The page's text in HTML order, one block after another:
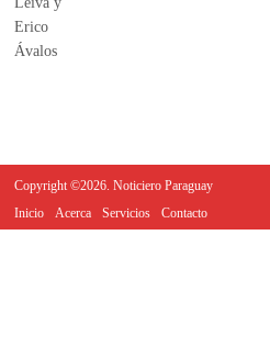
Copyright ©2026. Noticiero Paraguay
Inicio
Acerca Servicios Contacto